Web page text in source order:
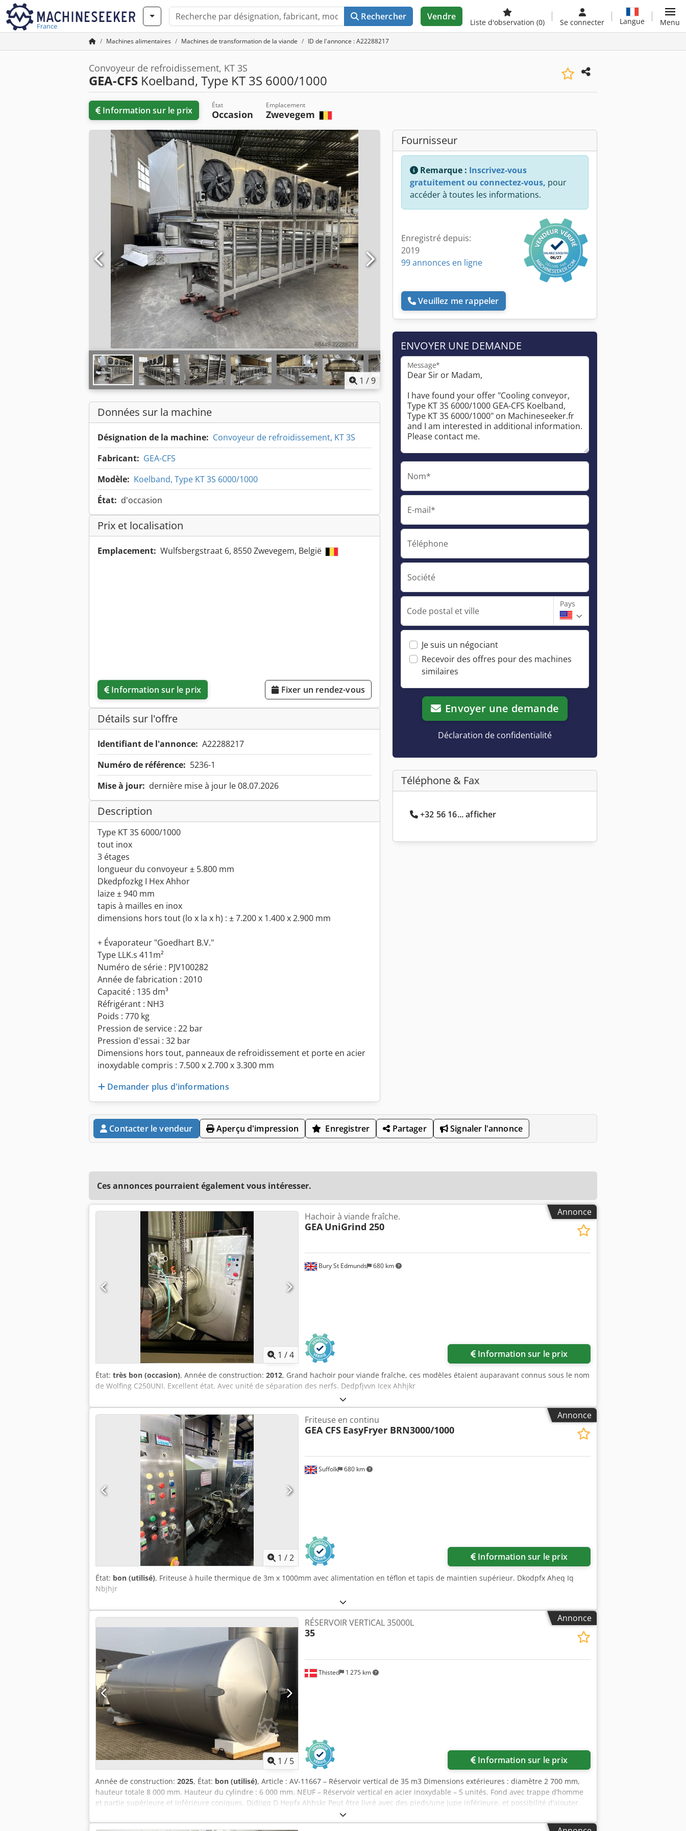
France
Rechercher Vendre
Liste d'observation (0) Se connecter Langue Menu
Machines alimentaires Machines de transformation de la viande ID de l'annonce : A22288217
Convoyeur de refroidissement, KT 3S
GEA-CFS Koelband, Type KT 3S 6000/1000
Information sur le prix État
Occasion
Emplacement
Zwevegem
1 /9
Données sur la machine
Désignation de la machine: Convoyeur de refroidissement, KT 3S
Fabricant: GEA-CFS
Modèle: Koelband, Type KT 3S 6000/1000
État: d'occasion
Prix et localisation
Emplacement: Wulfsbergstraat 6, 8550 Zwevegem, België
Information sur le prix Fixer un rendez-vous
Détails sur l'offre
Identifiant de l'annonce: A22288217
Numéro de référence: 5236-1
Mise à jour: dernière mise à jour le 08.07.2026
Description
Type KT 3S 6000/1000
tout inox
3 étages
longueur du convoyeur ± 5.800 mm
Dkedpfozkg I Hex Ahhor
laize ± 940 mm
tapis à mailles en inox
dimensions hors tout (lo x la x h) : ± 7.200 x 1.400 x 2.900 mm
+ Évaporateur "Goedhart B.V."
Type LLK.s 411m²
Numéro de série : PJV100282
Année de fabrication : 2010
Capacité : 135 dm³
Réfrigérant : NH3
Poids : 770 kg
Pression de service : 22 bar
Pression d'essai : 32 bar
Dimensions hors tout, panneaux de refroidissement et porte en acier
inoxydable compris : 7.500 x 2.700 x 3.300 mm
Demander plus d'informations
Fournisseur
Remarque : Inscrivez-vous
gratuitement ou connectez-vous, pour
accéder à toutes les informations.
Enregistré depuis:
2019
99 annonces en ligne
Veuillez me rappeler
ENVOYER UNE DEMANDE
Message*
Nom*
E-mail*
Téléphone
Société
Code postal et ville
Pays
Je suis un négociant
Recevoir des offres pour des machines
similaires
Envoyer une demande
Déclaration de confidentialité
Téléphone & Fax
+32 56 16... afficher
Contacter le vendeur Aperçu d'impression Enregistrer Partager Signaler l'annonce
Ces annonces pourraient également vous intéresser.
Annonce
1 /4
Bury St Edmunds 680 km
Hachoir à viande fraîche.
GEA UniGrind 250
Information sur le prix
État: très bon (occasion), Année de construction: 2012, Grand hachoir pour viande fraîche, ces modèles étaient auparavant connus sous le nom
de Wolfing C250UNI. Excellent état. Avec unité de séparation des nerfs. Dedpfjvvn Icex Ahhjkr
Annonce
1 /2
Suffolk 680 km
Friteuse en continu
GEA CFS EasyFryer BRN3000/1000
Information sur le prix
État: bon (utilisé), Friteuse à huile thermique de 3m x 1000mm avec alimentation en téflon et tapis de maintien supérieur. Dkodpfx Aheq Iq
Nbjhjr
Annonce
1 / 5
Thisted 1 275 km
RÉSERVOIR VERTICAL 35000L
35
Information sur le prix
Année de construction: 2025, État: bon (utilisé), Article : AV-11667 – Réservoir vertical de 35 m3 Dimensions extérieures : diamètre 2 700 mm,
hauteur totale 8 000 mm. Hauteur du cylindre : 6 000 mm. NEUF – Réservoir vertical en acier inoxydable – 5 unités. Fond avec trappe d’homme
et partie supérieure et inférieure coniques. Djdjigq D Hepfx Ahhskr Peut être livré avec des pieds/une jupe inférieure, et possibilité d’ajouter
une isolation neuve complétée par des plaques trapézoïdales en option. AISI 316.